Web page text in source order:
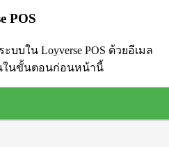
POS
บใน Loyverse POS ด้วยอีเมล
ในขั้นตอนก่อนหน้านี้